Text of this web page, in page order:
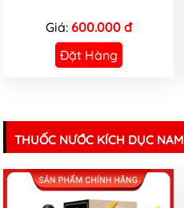
Giá: 600.000 đ
Đặt Hàng
THUỐC NƯỚC KÍCH DỤC NAM